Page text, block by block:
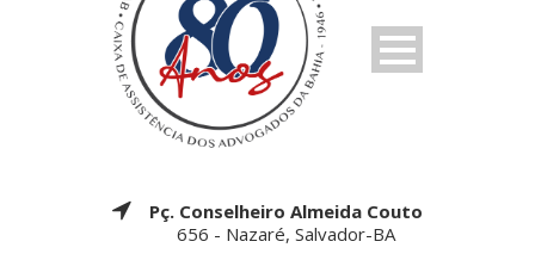
Pç. Conselheiro Almeida Couto
656 - Nazaré, Salvador-BA